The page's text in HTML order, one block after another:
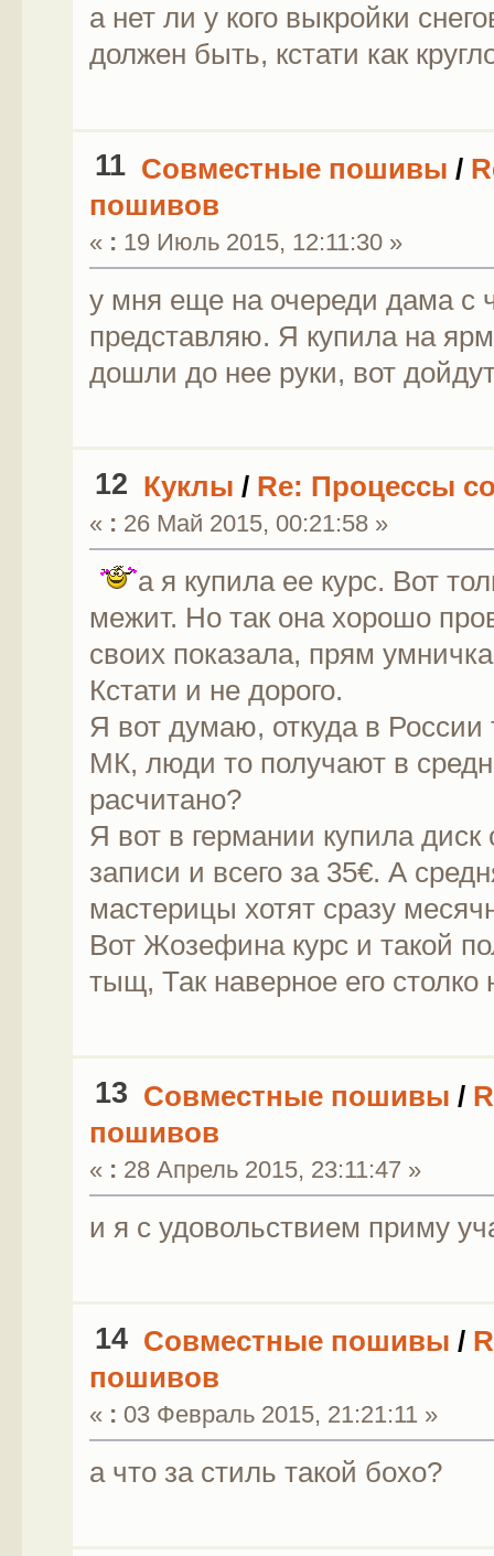
а нет ли у кого выкройки
должен быть, кстати как
11 Совместные пошивы /
пошивов
« : 19 Июль 2015, 12:11:30 »
у мня еще на очереди дама с
представляю. Я купила на
дошли до нее руки, вот
12 Куклы / Re: Процессы
« : 26 Май 2015, 00:21:58 »
а я купила ее курс. Вот
межит. Но так она хорошо
своих показала, прям
Кстати и не дорого.
Я вот думаю, откуда в
МК, люди то получают в
расчитано?
Я вот в германии купила
записи и всего за 35€. А
мастерицы хотят сразу
Вот Жозефина курс и такой
тыщ, Так наверное его
13 Совместные пошивы /
пошивов
« : 28 Апрель 2015, 23:11:47 »
и я с удовольствием приму
14 Совместные пошивы /
пошивов
« : 03 Февраль 2015, 21:21:11 »
а что за стиль такой бохо?